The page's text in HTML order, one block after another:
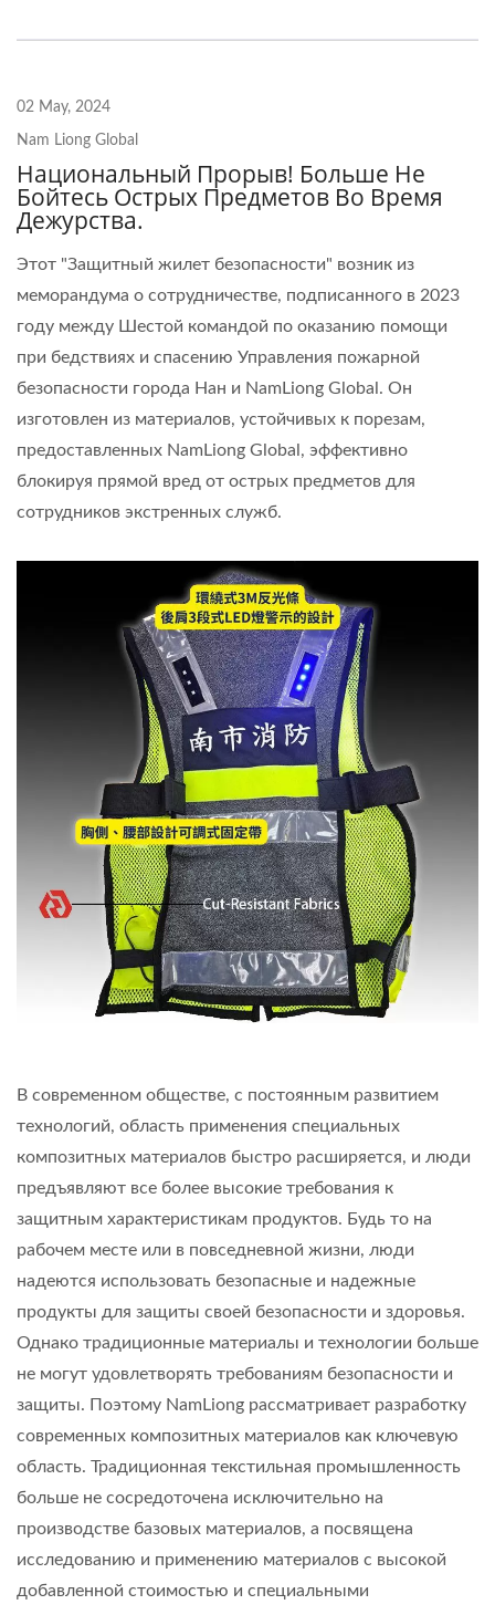
02 May, 2024
Nam Liong Global
Национальный Прорыв! Больше Не
Бойтесь Острых Предметов Во Время
Дежурства.
Этот "Защитный жилет безопасности" возник из
меморандума о сотрудничестве, подписанного в 2023
году между Шестой командой по оказанию помощи
при бедствиях и спасению Управления пожарной
безопасности города Нан и NamLiong Global. Он
изготовлен из материалов, устойчивых к порезам,
предоставленных NamLiong Global, эффективно
блокируя прямой вред от острых предметов для
сотрудников экстренных служб.
В современном обществе, с постоянным развитием
технологий, область применения специальных
композитных материалов быстро расширяется, и люди
предъявляют все более высокие требования к
защитным характеристикам продуктов. Будь то на
рабочем месте или в повседневной жизни, люди
надеются использовать безопасные и надежные
продукты для защиты своей безопасности и здоровья.
Однако традиционные материалы и технологии больше
не могут удовлетворять требованиям безопасности и
защиты. Поэтому NamLiong рассматривает разработку
современных композитных материалов как ключевую
область. Традиционная текстильная промышленность
больше не сосредоточена исключительно на
производстве базовых материалов, а посвящена
исследованию и применению материалов с высокой
добавленной стоимостью и специальными